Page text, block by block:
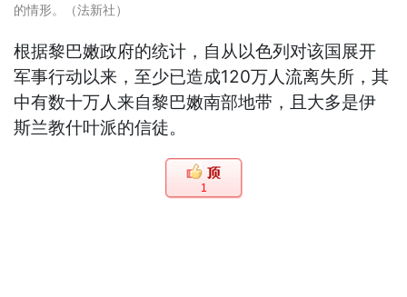
的情形。（法新社）
根据黎巴嫩政府的统计，自从以色列对该国展开
军事行动以来，至少已造成120万人流离失所，其
中有数十万人来自黎巴嫩南部地带，且大多是伊
斯兰教什叶派的信徒。
1